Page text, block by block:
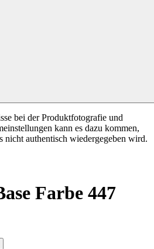
bei der Produktfotografie und
kann es dazu kommen,
nicht authentisch wiedergegeben wird.
Farbe 447